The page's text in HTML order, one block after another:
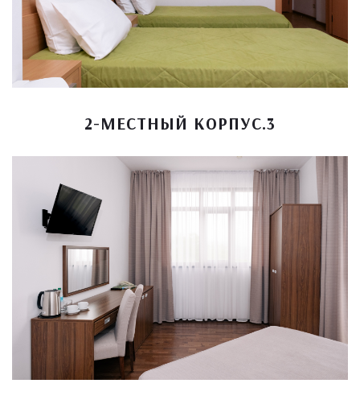
2-МЕСТНЫЙ КОРПУС.3